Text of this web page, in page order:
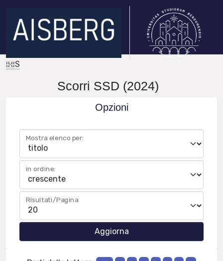
IRIS
Scorri SSD (2024)
Opzioni
Mostra elenco per:
in ordine:
Risultati/Pagina